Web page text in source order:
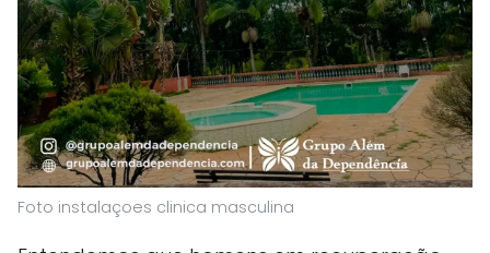
Foto instalaçoes clinica masculina